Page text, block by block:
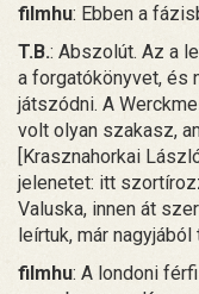
filmhu: Ebben a
T.B.: Abszolút. Az a
a forgatókönyvet, és
játszódni. A
volt olyan szakasz,
[Krasznahorkai
jelenetet: itt
Valuska, innen át
leírtuk, már
filmhu: A londoni